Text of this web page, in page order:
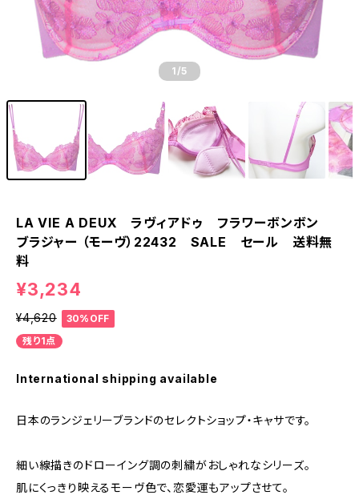
1 /5
LA VIE A DEUX ラヴィアドゥ フラワーボンボン
ブラジャー （モーヴ）22432 SALE セール 送料無
料
¥3,234
¥4,620
30%OFF
残り1点
International shipping available
日本のランジェリーブランドのセレクトショップ・キャサです。
細い線描きのドローイング調の刺繍がおしゃれなシリーズ。
肌にくっきり映えるモーヴ色で、恋愛運もアップさせて。